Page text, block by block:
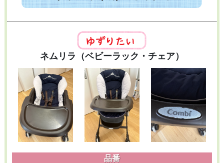
ネムリラ（ベビーラック・チェア）
品番